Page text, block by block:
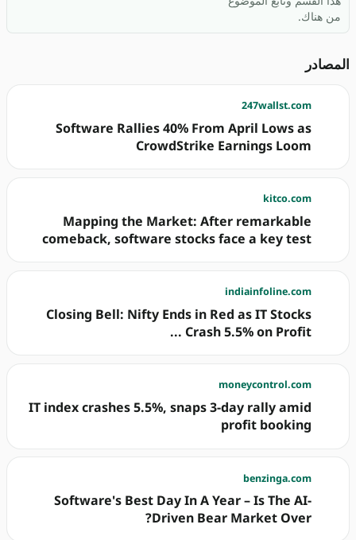
من هناك.
المصادر
247wallst.com
Software Rallies 40% From April Lows as
CrowdStrike Earnings Loom
kitco.com
Mapping the Market: After remarkable
comeback, software stocks face a key test
indiainfoline.com
Closing Bell: Nifty Ends in Red as IT Stocks
Crash 5.5% on Profit ...
moneycontrol.com
IT index crashes 5.5%, snaps 3-day rally amid
profit booking
benzinga.com
Software's Best Day In A Year – Is The AI-
Driven Bear Market Over?